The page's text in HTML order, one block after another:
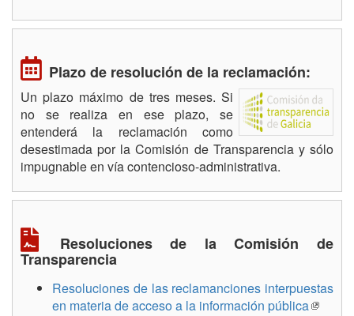
Plazo de resolución de la reclamación:
Un plazo máximo de tres meses. Si
no se realiza en ese plazo, se
entenderá la reclamación como
desestimada por la Comisión de Transparencia y sólo
impugnable en vía contencioso-administrativa.
Resoluciones de la Comisión de
Transparencia
Resoluciones de las reclamanciones interpuestas
en materia de acceso a la información pública